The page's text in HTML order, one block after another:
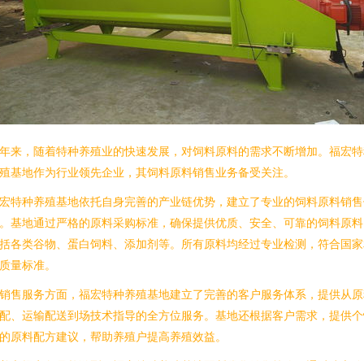
来，随着特种养殖业的快速发展，对饲料原料的需求不断增加。福宏
基地作为行业领先企业，其饲料原料销售业务备受关注。
特种养殖基地依托自身完善的产业链优势，建立了专业的饲料原料销
基地通过严格的原料采购标准，确保提供优质、安全、可靠的饲料原
各类谷物、蛋白饲料、添加剂等。所有原料均经过专业检测，符合国
量标准。
售服务方面，福宏特种养殖基地建立了完善的客户服务体系，提供从
、运输配送到场技术指导的全方位服务。基地还根据客户需求，提供
原料配方建议，帮助养殖户提高养殖效益。